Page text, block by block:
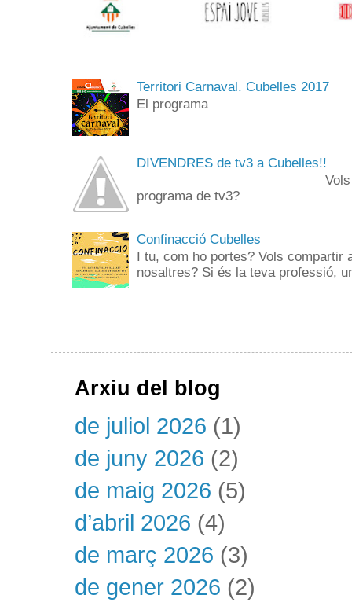
Territori Carnaval. Cubelles 2017
El programa
DIVENDRES de tv3 a Cubelles!!
Vols anar de
programa de tv3?
Confinacció Cubelles
I tu, com ho portes? Vols compartir
nosaltres? Si és la teva professió,
Arxiu del blog
de juliol 2026 (1)
de juny 2026 (2)
de maig 2026 (5)
d’abril 2026 (4)
de març 2026 (3)
de gener 2026 (2)